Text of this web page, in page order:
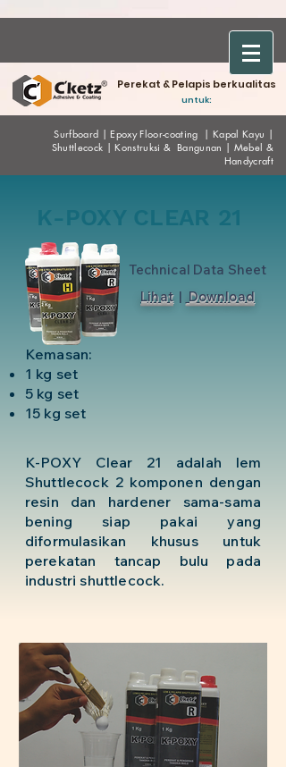
Perekat & Pelapis berkualitas
untuk:
Surfboard |EpoxyFloor-coating |Kapal Kayu |
Shuttlecock |Konstruksi & Bangunan | Mebel &
Handycraft
Kemasan:
1 kg set
5 kg set
15 kg set
K-POXY CLEAR 21
Technical Data Sheet
Lihat | Download
K-POXY Clear 21 adalah lem
Shuttlecock 2 komponen dengan
resin dan hardener sama-sama
bening siap pakai yang
diformulasikan khusus untuk
perekatan tancap bulu pada
industri shuttlecock.